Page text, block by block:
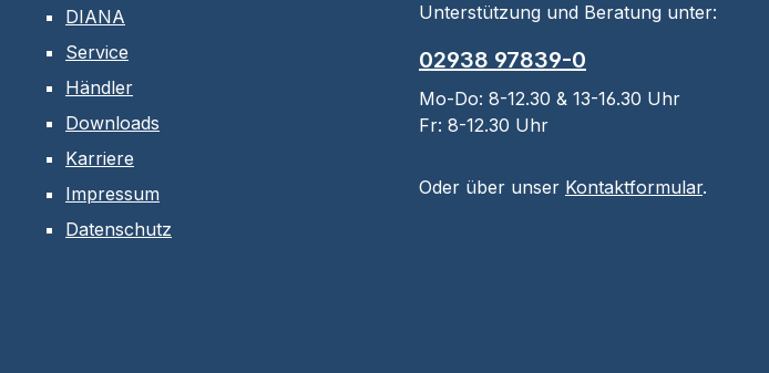
DIANA
Service
Händler
Downloads
Karriere
Impressum
Datenschutz
Unterstützung und Beratung unter:
02938 97839-0
Mo-Do: 8-12.30 & 13-16.30 Uhr
Fr: 8-12.30 Uhr
Oder über unser Kontaktformular.